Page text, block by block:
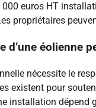
euros HT
propriétaires
d’une éolienne
nécessite le
existent pour
installation